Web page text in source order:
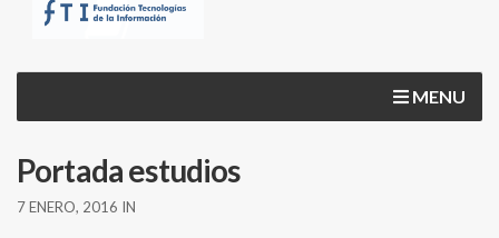
MENU
Portada estudios
7 ENERO, 2016 IN